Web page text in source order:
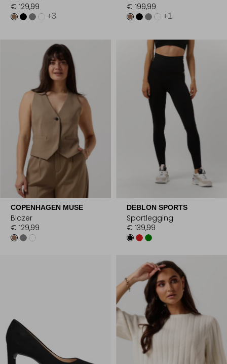
€ 129,99
+3
€ 199,99
+1
COPENHAGEN MUSE
Blazer
€ 129,99
DEBLON SPORTS
Sportlegging
€ 139,99